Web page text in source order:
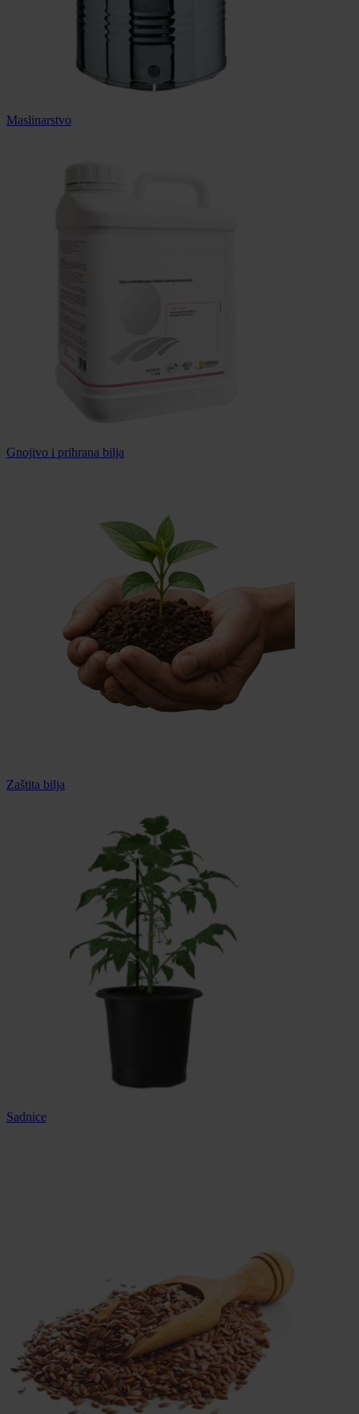
Maslinarstvo
Gnojivo i prihrana bilja
Zaštita bilja
Sadnice